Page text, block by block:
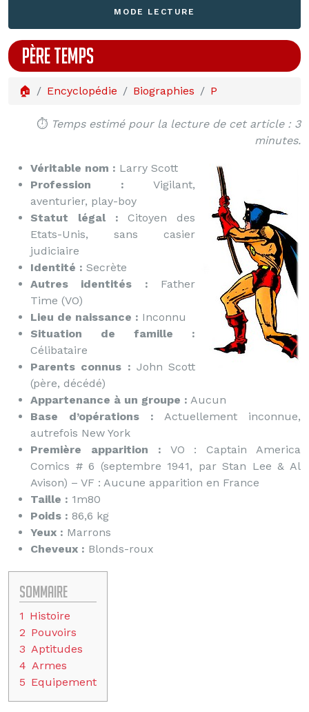
MODE LECTURE
PÈRE TEMPS
🏠 Encyclopédie Biographies P
⏱️ Temps estimé pour la lecture de cet article : 3
minutes.
Véritable nom : Larry Scott
Profession : Vigilant,
aventurier, play-boy
Statut légal : Citoyen des
Etats-Unis, sans casier
judiciaire
Identité : Secrète
Autres identités : Father
Time (VO)
Lieu de naissance : Inconnu
Situation de famille :
Célibataire
Parents connus : John Scott
(père, décédé)
Appartenance à un groupe : Aucun
Base d’opérations : Actuellement inconnue,
autrefois New York
Première apparition : VO : Captain America
Comics # 6 (septembre 1941, par Stan Lee & Al
Avison) – VF : Aucune apparition en France
Taille : 1m80
Poids : 86,6 kg
Yeux : Marrons
Cheveux : Blonds-roux
Sommaire
1 Histoire
2 Pouvoirs
3 Aptitudes
4 Armes
5 Equipement